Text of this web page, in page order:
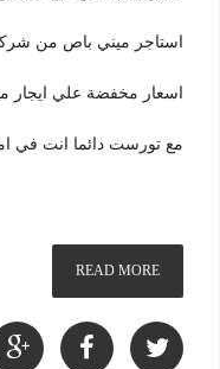
استاجر ميني باص من
اسعار مخفضة علي ايجار ميني باص 33 الي
مع تورست دائما انت في
READ MORE